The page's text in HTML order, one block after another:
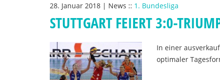
28. Januar 2018 | News :: 1. Bundesliga
STUTTGART FEIERT 3:0-
In einer
optimaler